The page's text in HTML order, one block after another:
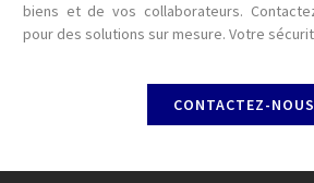
biens et de vos collaborateurs.
pour des solutions sur mesure. Votre
CONTACTEZ-NOUS